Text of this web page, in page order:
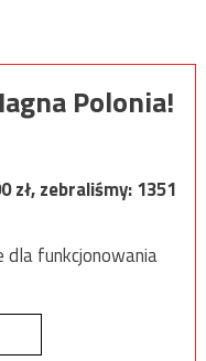
Polonia!
zł, zebraliśmy:1351
funkcjonowania